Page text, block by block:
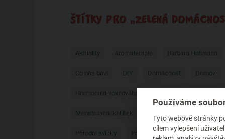
ŠTÍTKY PRO „ZELENÁ
Aktuality Aromaterapie Barbara Hofmann
Co nás baví DIY Domácnost Domov
Hormonální rovnováha
Menstruační kalíšek
Přírodní svíčky Přírodní vůně Přírodní značky
Používáme
Tyto webové stránky
cílem vylepšení